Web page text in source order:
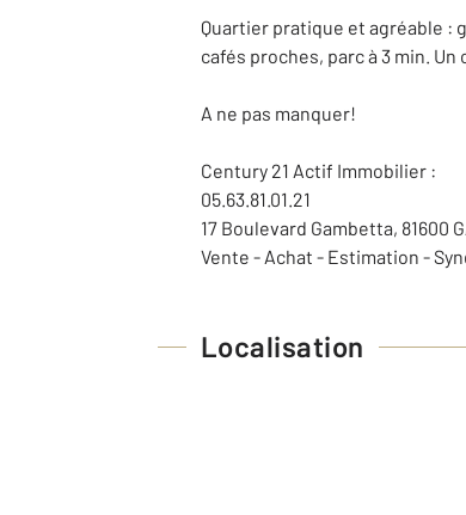
Quartier pratique et agréable :
cafés proches, parc à 3 min.
A ne pas manquer!
Century 21 Actif Immobilier :
05.63.81.01.21
17 Boulevard Gambetta, 81600
Vente - Achat - Estimation -
Localisation